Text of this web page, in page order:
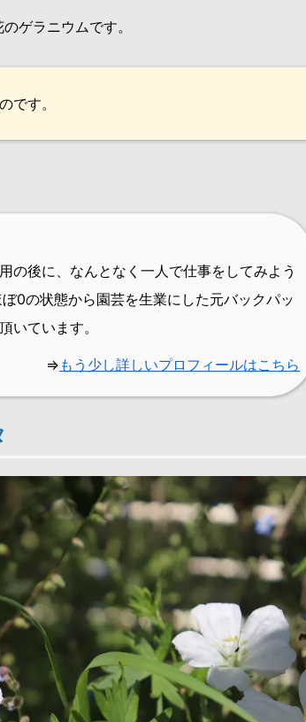
ゲラニウムです。
です。
の後に、なんとなく一人で仕事をしてみよう
0の状態から園芸を生業にした元バックパッ
いています。
⇒ もう少し詳しいプロフィールはこちら